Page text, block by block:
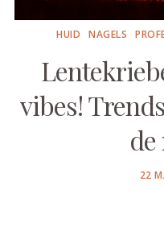
HUID NAGELS
vibes!
de
22